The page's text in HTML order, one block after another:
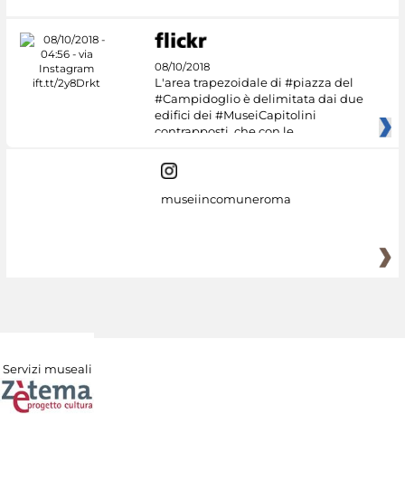
08/10/2018
L'area trapezoidale di #piazza del
#Campidoglio è delimitata dai due
edifici dei #MuseiCapitolini
contrapposti, che con le
museiincomuneroma
Servizi museali